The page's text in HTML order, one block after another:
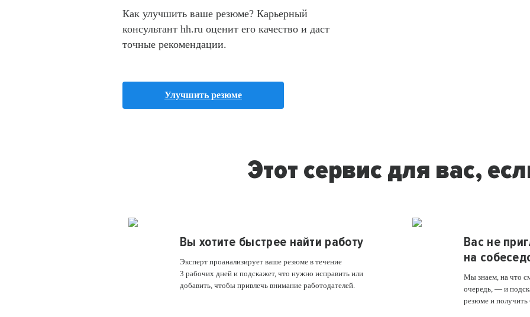
Как улучшить ваше резюме? Карьерный
консультант hh.ru оценит его качество и даст
точные рекомендации.
Улучшить резюме
Этот сервис для вас,
Вы хотите быстрее найти работу
Эксперт проанализирует ваше резюме в течение
3 рабочих дней и подскажет, что нужно исправить или
добавить, чтобы привлечь внимание работодателей.
Вас не
на
Мы знаем, на что
очередь, — и
резюме и